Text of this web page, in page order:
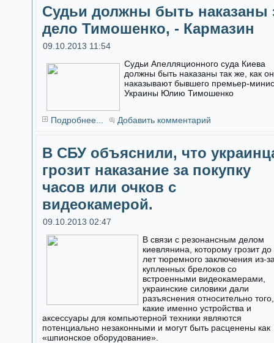
Судьи должны быть наказаны
дело Тимошенко, - Кармазин
09.10.2013 11:54
Судьи Апелляционного суда Киева
должны быть наказаны так же, как
наказывают бывшего премьер-
Украины Юлию Тимошенко
Подробнее... Добавить комментарий
В СБУ объяснили, что
грозит наказание за покупку
часов или очков с
видеокамерой.
09.10.2013 02:47
В связи с резонансным делом
киевлянина, которому грозит до
лет тюремного заключения из-
купленных брелоков со
встроенными видеокамерами,
украинские силовики дали
разъяснения относительно того,
какие именно устройства и
аксессуары для компьютерной техники являются
потенциально незаконными и могут быть расценены как
«шпионское оборудование».